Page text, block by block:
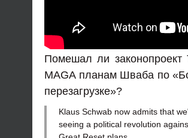
Помешал ли законопроект
MAGA планам Шваба по
перезагрузке»?
Klaus Schwab now admits that
seeing a political revolution